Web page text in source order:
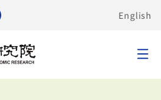
English